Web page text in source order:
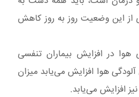
این وضعیت روز به روز کاهش
هوا در افزایش بیماران تنفسی
هوا افزایش می‌یابد میزان
افزایش می‌یابد.